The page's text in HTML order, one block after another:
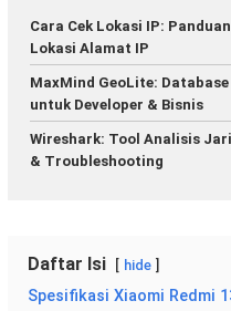
Cara Cek Lokasi IP:
Lokasi Alamat IP
MaxMind GeoLite:
untuk Developer & Bisnis
Wireshark: Tool Analisis
& Troubleshooting
Daftar Isi hide
Spesifikasi Xiaomi Redmi